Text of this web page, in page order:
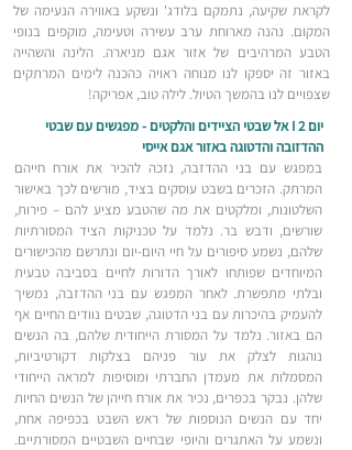
לקראת שקיעה, נתמקם בלודג' ונשקע באווירה הנעימה של
המקום. נהנה מארוחת ערב עשירה וטעימה, מוקפים בנופי
הטבע המרהיבים של אזור אגם מניארה. הלינה והשהייה
באזור זה יספקו לנו מנוחה ראויה כהכנה לימים המרתקים
שצפויים לנו בהמשך הטיול. לילה טוב, אפריקה!
יום 2 I אל שבטי הציידים והלקטים - מפגשים עם שבטי
ההדזובה והדטוגה באזור אגם אייסי
במפגש עם בני ההדזבה, נזכה להכיר את אורח חייהם
המרתק. הזכרים בשבט עוסקים בציד, מורשים לכך באישור
השלטונות, ומלקטים את מה שהטבע מציע להם – פירות,
שורשים, ודבש בר. נלמד על טכניקות הציד המסורתיות
שלהם, נשמע סיפורים על חיי היום-יום ונתרשם מהכישורים
המיוחדים שפותחו לאורך הדורות לחיים בסביבה טבעית
ובלתי מתפשרת. לאחר המפגש עם בני ההדזבה, נמשיך
להעמיק בהיכרות עם בני הדטוגה, שבטים נוודים החיים אף
הם באזור. נלמד על המסורת הייחודית שלהם, בה הנשים
נוהגות לצלק את עור פניהם בצלקות דקורטיביות,
המסמלות את מעמדן החברתי ומוסיפות למראה הייחודי
שלהן. נבקר בכפרים, נכיר את אורח חייהן של הנשים החיות
יחד עם הנשים הנוספות של ראש השבט בכפיפה אחת,
ונשמע על האתגרים והיופי שבחיים השבטיים המסורתיים.